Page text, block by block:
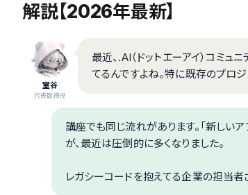
解説【2026年最新】
室谷
代表取締役
最近、.AI（ドットエーアイ）コミュ
てるんですよね。特に既存のプロジ
講座でも同じ流れがあります。「新しい
が、最近は圧倒的に多くなりました。
レガシーコードを抱えてる企業の担当者